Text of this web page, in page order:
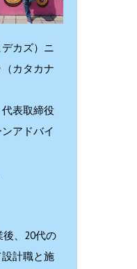
カズ）ニ
カタカナ
表取締役
アドバイ
後、20代の
計職と施